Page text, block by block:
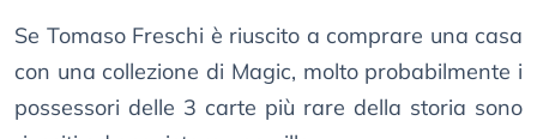
Se Tomaso Freschi è riuscito a comprare una casa
con una collezione di Magic, molto probabilmente i
possessori delle 3 carte più rare della storia sono